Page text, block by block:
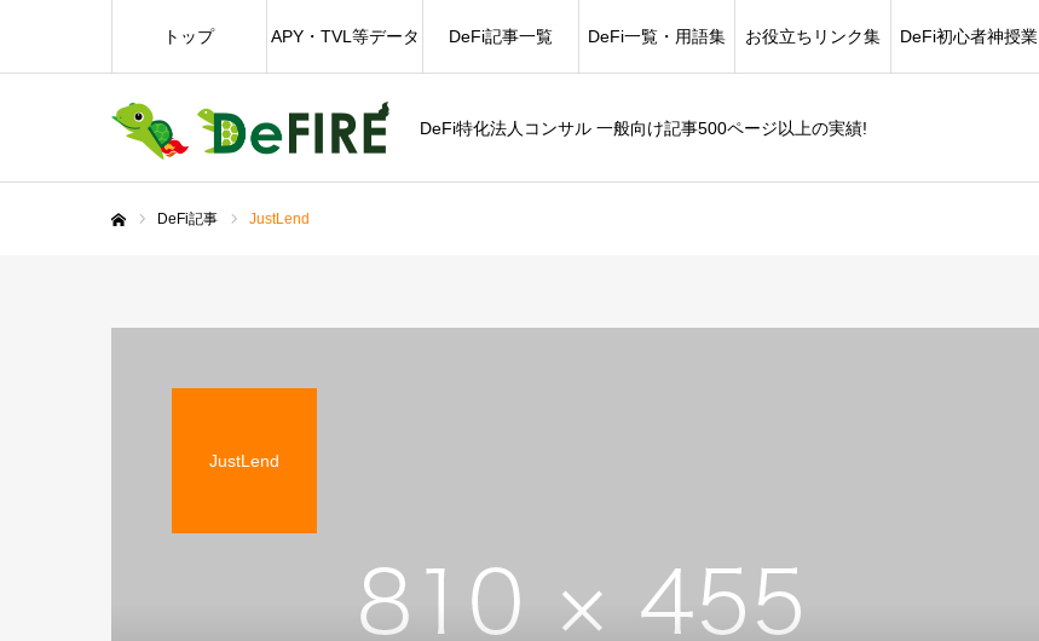
DeFi特化法人コンサル 一般向け記事500ページ以上の実績!
トップ APY・TVL等データ DeFi記事一覧 DeFi一覧・用語集 お役立ちリンク集 DeFi初心者神授業
DeFi記事 JustLend
JustLend